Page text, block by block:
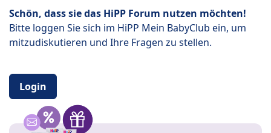
Schön, dass sie das HiPP Forum nutzen möchten!
Bitte loggen Sie sich im HiPP Mein BabyClub ein, um
mitzudiskutieren und Ihre Fragen zu stellen.
Login